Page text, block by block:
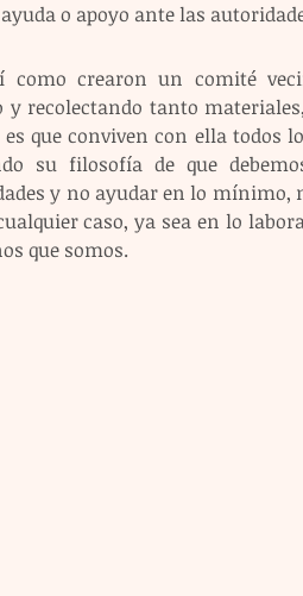
o apoyo ante las
como crearon un comité
y recolectando tanto
que conviven con ella todos
su filosofía de que
y no ayudar en lo mínimo,
caso, ya sea en lo
que somos.